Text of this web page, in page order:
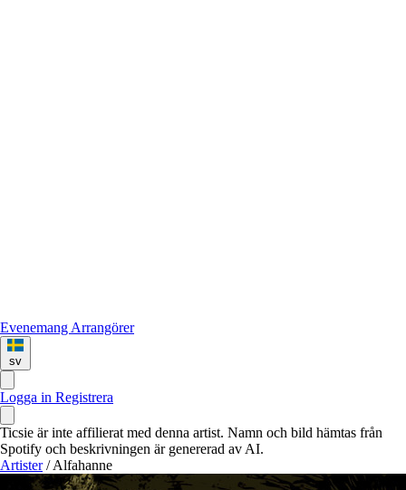
Evenemang Arrangörer
sv
Logga in Registrera
Ticsie är inte affilierat med denna artist. Namn och bild hämtas från
Spotify och beskrivningen är genererad av AI.
Artister / Alfahanne